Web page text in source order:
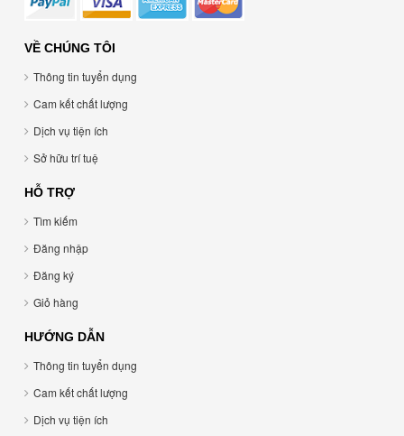
VỀ CHÚNG TÔI
Thông tin tuyển dụng
Cam kết chất lượng
Dịch vụ tiện ích
Sở hữu trí tuệ
HỖ TRỢ
Tìm kiếm
Đăng nhập
Đăng ký
Giỏ hàng
HƯỚNG DẪN
Thông tin tuyển dụng
Cam kết chất lượng
Dịch vụ tiện ích